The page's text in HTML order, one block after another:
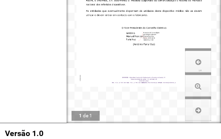
1 de 1
Versão 1.0